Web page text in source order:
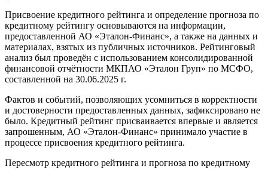
Присвоение кредитного рейтинга и определение прогноза по
кредитному рейтингу основываются на информации,
предоставленной АО «Эталон-Финанс», а также на данных и
материалах, взятых из публичных источников. Рейтинговый
анализ был проведён с использованием консолидированной
финансовой отчётности МКПАО «Эталон Груп» по МСФО,
составленной на 30.06.2025 г.
Фактов и событий, позволяющих усомниться в корректности
и достоверности предоставленных данных, зафиксировано не
было. Кредитный рейтинг присваивается впервые и является
запрошенным, АО «Эталон-Финанс» принимало участие в
процессе присвоения кредитного рейтинга.
Пересмотр кредитного рейтинга и прогноза по кредитному